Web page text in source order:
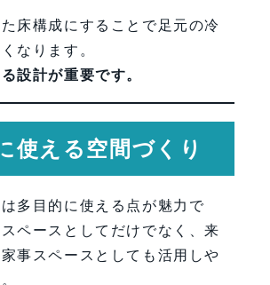
床構成にすることで足元の冷
なります。
設計が重要です。
使える空間づくり
多目的に使える点が魅力で
ペースとしてだけでなく、来
事スペースとしても活用しや